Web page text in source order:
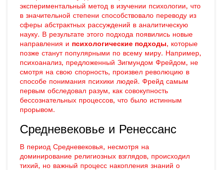
экспериментальный метод в изучении психологии, что
в значительной степени способствовало переводу из
сферы абстрактных рассуждений в аналитическую
науку. В результате этого подхода появились новые
направления и психологические подходы, которые
позже станут популярными по всему миру. Например,
психоанализ, предложенный Зигмундом Фрейдом, не
смотря на свою спорность, произвел революцию в
способе понимания психики людей. Фрейд самым
первым обследовал разум, как совокупность
бессознательных процессов, что было истинным
прорывом.
Средневековье и Ренессанс
В период Средневековья, несмотря на
доминирование религиозных взглядов, происходил
тихий, но важный процесс накопления знаний о